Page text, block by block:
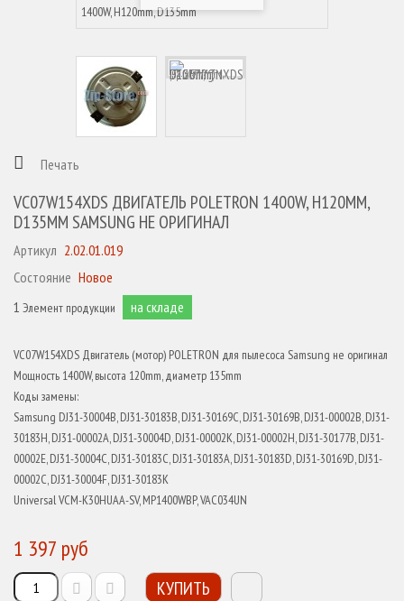
Печать
VC07W154XDS ДВИГАТЕЛЬ POLETRON 1400W, H120MM,
D135MM SAMSUNG НЕ ОРИГИНАЛ
Артикул 2.02.01.019
Состояние Новое
1 Элемент продукции на складе
VC07W154XDS Двигатель (мотор) POLETRON для пылесоса Samsung не оригинал
Мощность 1400W, высота 120mm, диаметр 135mm
Коды замены:
Samsung DJ31-30004B, DJ31-30183B, DJ31-30169C, DJ31-30169B, DJ31-00002B, DJ31-
30183H, DJ31-00002A, DJ31-30004D, DJ31-00002K, DJ31-00002H, DJ31-30177B, DJ31-
00002E, DJ31-30004C, DJ31-30183C, DJ31-30183A, DJ31-30183D, DJ31-30169D, DJ31-
00002C, DJ31-30004F, DJ31-30183K
Universal VCM-K30HUAA-SV, MP1400WBP, VAC034UN
1 397 руб
КУПИТЬ